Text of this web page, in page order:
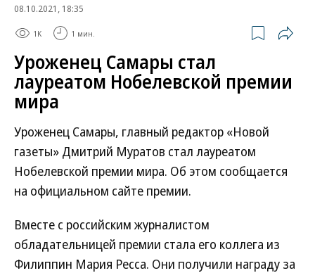
08.10.2021, 18:35
1K 1 мин.
Уроженец Самары стал
лауреатом Нобелевской премии
мира
Уроженец Самары, главный редактор «Новой
газеты» Дмитрий Муратов стал лауреатом
Нобелевской премии мира. Об этом сообщается
на официальном сайте премии.
Вместе с российским журналистом
обладательницей премии стала его коллега из
Филиппин Мария Ресса. Они получили награду за